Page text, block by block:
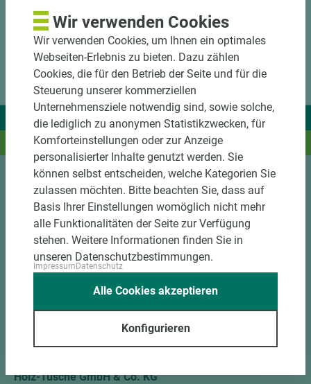
Wir liefern Ideen.
Und das passende Holz dazu.
Sortiment
Kundenservice
Unternehmen
Mitgliedschaften
Kontakt
Holz-Tusche GmbH & Co. KG
Wir verwenden Cookies
Wir verwenden Cookies, um Ihnen ein optimales
Webseiten-Erlebnis zu bieten. Dazu zählen
Cookies, die für den Betrieb der Seite und für die
Steuerung unserer kommerziellen
Unternehmensziele notwendig sind, sowie solche,
die lediglich zu anonymen Statistikzwecken, für
Komforteinstellungen oder zur Anzeige
personalisierter Inhalte genutzt werden. Sie
können selbst entscheiden, welche Kategorien Sie
zulassen möchten. Bitte beachten Sie, dass auf
Basis Ihrer Einstellungen womöglich nicht mehr
alle Funktionalitäten der Seite zur Verfügung
stehen. Weitere Informationen finden Sie in
unseren Datenschutzbestimmungen.
ImpressumDatenschutz
Konfigurieren
Alle Cookies akzeptieren